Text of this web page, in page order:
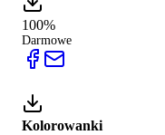
100%
Darmowe
Kolorowanki